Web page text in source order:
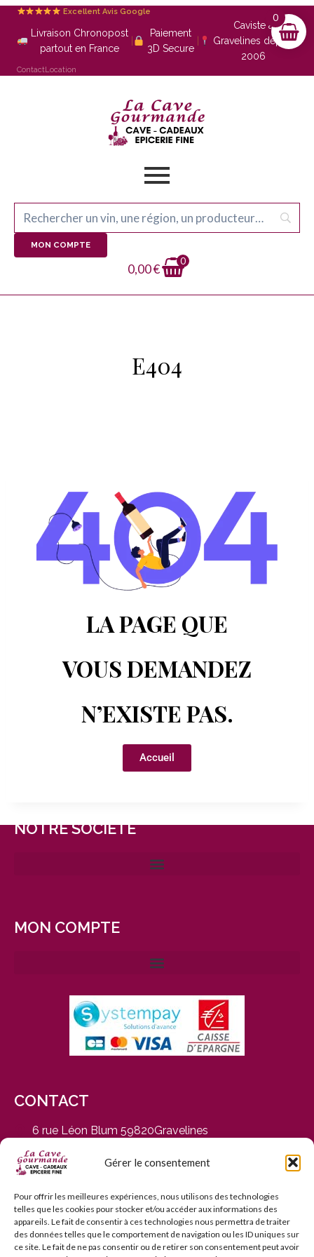
Gérer le consentement
Pour offrir les meilleures expériences, nous utilisons des technologies
telles que les cookies pour stocker et/ou accéder aux informations des
appareils. Le fait de consentir à ces technologies nous permettra de traiter
des données telles que le comportement de navigation ou les ID uniques sur
ce site. Le fait de ne pas consentir ou de retirer son consentement peut avoir
Excellent Avis Google
Livraison Chronopost
partout en France
Paiement
3D Secure
Caviste à
Gravelines depuis
2006
ContactLocation
MON COMPTE
0,00€
0
E404
LA PAGE QUE
VOUS DEMANDEZ
N’EXISTE PAS.
Accueil
NOTRE SOCIÉTÉ
MON COMPTE
CONTACT
6 rue Léon Blum 59820Gravelines
du Mardi au Samedi, de 9h30 à 12h30 et de 14h30 à
19h
03 28 65 01 92
contact@cavegourmande.fr
www.cavegourmande.fr
0